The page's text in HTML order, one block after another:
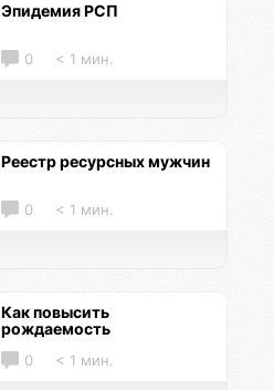
Эпидемия РСП
0 < 1 мин.
Реестр ресурсных мужчин
0 < 1 мин.
Как повысить
рождаемость
0 < 1 мин.